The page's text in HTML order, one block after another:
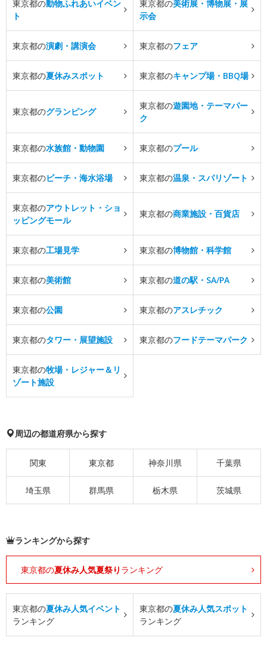
東京都の動物ふれあいイベン
ト
東京都の美術展・博物展・展
示会
東京都の演劇・講演会 東京都のフェア
東京都の夏休みスポット 東京都のキャンプ場・BBQ場
東京都のグランピング
東京都の遊園地・テーマパー
ク
東京都の水族館・動物園 東京都のプール
東京都のビーチ・海水浴場 東京都の温泉・スパリゾート
東京都のアウトレット・ショ
ッピングモール
東京都の商業施設・百貨店
東京都の工場見学 東京都の博物館・科学館
東京都の美術館 東京都の道の駅・SA/PA
東京都の公園 東京都のアスレチック
東京都のタワー・展望施設 東京都のフードテーマパーク
東京都の牧場・レジャー＆リ
ゾート施設
周辺の都道府県から探す
関東 東京都 神奈川県 千葉県
埼玉県 群馬県 栃木県 茨城県
ランキングから探す
東京都の夏休み人気夏祭り ランキング
東京都の夏休み人気イベント
ランキング
東京都の夏休み人気スポット
ランキング